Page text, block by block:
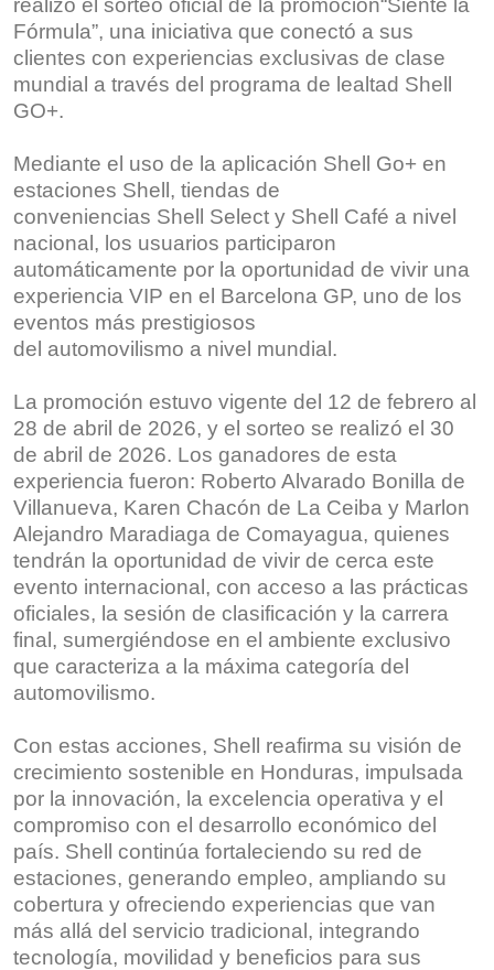
Fórmula”, una iniciativa que conectó a sus
clientes con experiencias exclusivas de clase
mundial a través del programa de lealtad Shell
GO+.
Mediante el uso de la aplicación Shell Go+ en
estaciones Shell, tiendas de
conveniencias Shell Select y Shell Café a nivel
nacional, los usuarios participaron
automáticamente por la oportunidad de vivir una
experiencia VIP en el Barcelona GP, uno de los
eventos más prestigiosos
del automovilismo a nivel mundial.
La promoción estuvo vigente del 12 de febrero al
28 de abril de 2026, y el sorteo se realizó el 30
de abril de 2026. Los ganadores de esta
experiencia fueron: Roberto Alvarado Bonilla de
Villanueva, Karen Chacón de La Ceiba y Marlon
Alejandro Maradiaga de Comayagua, quienes
tendrán la oportunidad de vivir de cerca este
evento internacional, con acceso a las prácticas
oficiales, la sesión de clasificación y la carrera
final, sumergiéndose en el ambiente exclusivo
que caracteriza a la máxima categoría del
automovilismo.
Con estas acciones, Shell reafirma su visión de
crecimiento sostenible en Honduras, impulsada
por la innovación, la excelencia operativa y el
compromiso con el desarrollo económico del
país. Shell continúa fortaleciendo su red de
estaciones, generando empleo, ampliando su
cobertura y ofreciendo experiencias que van
más allá del servicio tradicional, integrando
tecnología, movilidad y beneficios para sus